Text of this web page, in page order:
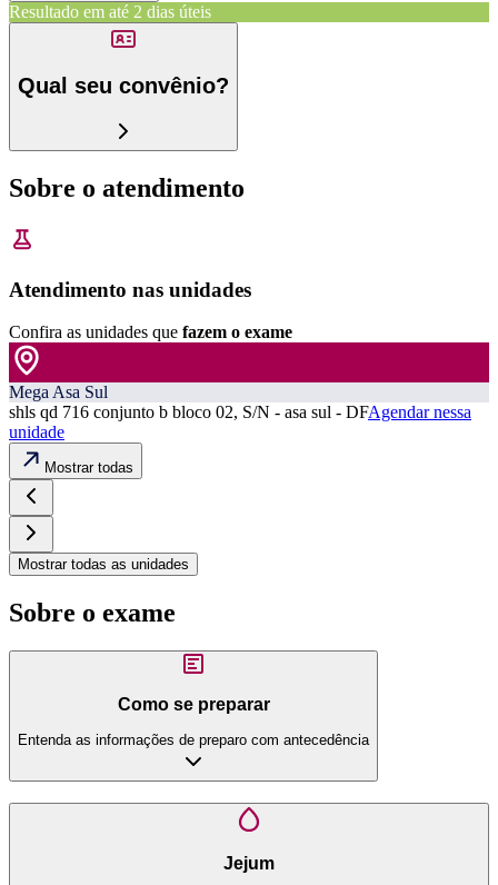
Resultado em até 2 dias úteis
Qual seu convênio?
Sobre o atendimento
Atendimento nas unidades
Confira as unidades que fazem o exame
Mega Asa Sul
shls qd 716 conjunto b bloco 02, S/N - asa sul - DFAgendar nessa
unidade
Mostrar todas
Mostrar todas as unidades
Sobre o exame
Como se preparar
Entenda as informações de preparo com antecedência
Jejum